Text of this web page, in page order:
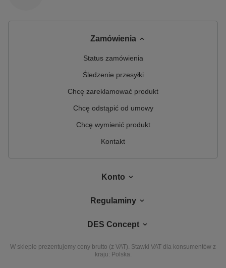
Zamówienia
Status zamówienia
Śledzenie przesyłki
Chcę zareklamować produkt
Chcę odstąpić od umowy
Chcę wymienić produkt
Kontakt
Konto
Regulaminy
DES Concept
W sklepie prezentujemy ceny brutto (z VAT). Stawki VAT dla konsumentów z
kraju: Polska.